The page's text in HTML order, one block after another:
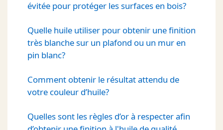
évitée pour protéger les surfaces en bois?
Quelle huile utiliser pour obtenir une finition
très blanche sur un plafond ou un mur en
pin blanc?
Comment obtenir le résultat attendu de
votre couleur d’huile?
Quelles sont les règles d’or à respecter afin